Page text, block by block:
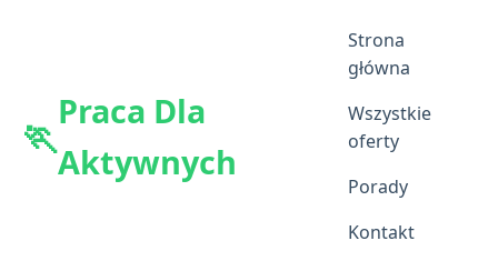
Praca Dla
Aktywnych
Strona
główna
Wszystkie
oferty
Porady
Kontakt